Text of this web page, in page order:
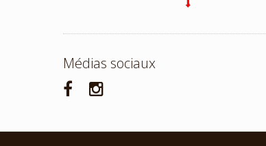
Médias sociaux